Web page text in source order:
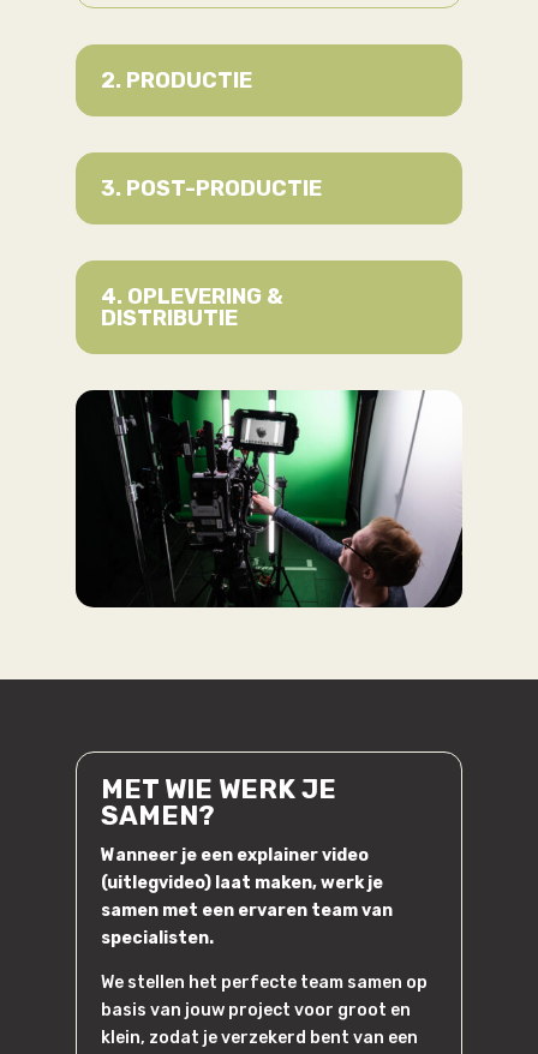
2. PRODUCTIE
3. POST-PRODUCTIE
4. OPLEVERING &
DISTRIBUTIE
MET WIE WERK JE
SAMEN?
Wanneer je een explainer video
(uitlegvideo) laat maken, werk je
samen met een ervaren team van
specialisten.
We stellen het perfecte team samen op
basis van jouw project voor groot en
klein, zodat je verzekerd bent van een